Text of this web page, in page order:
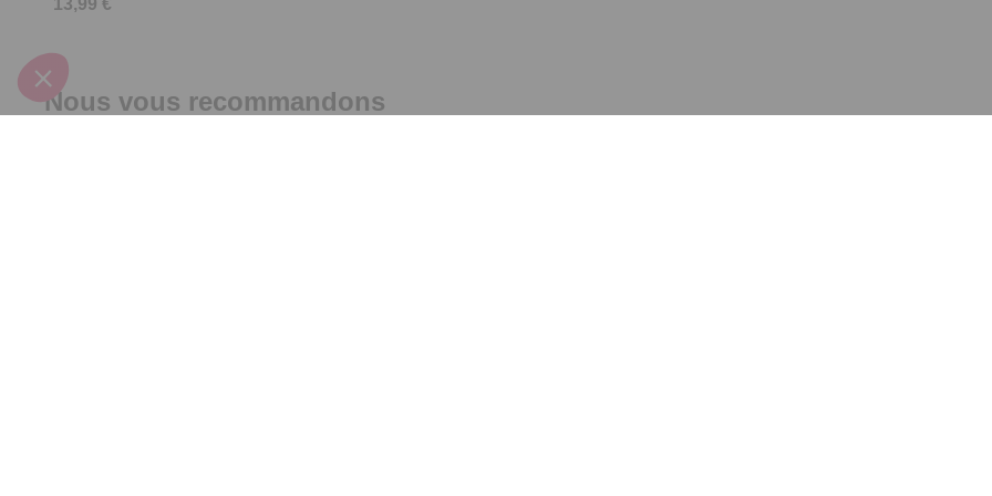
Nous vous recommandons